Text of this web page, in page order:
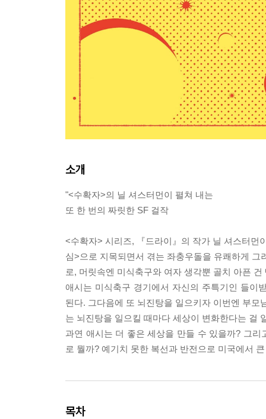
소개
"<수확자>의 닐 셔스터먼이 펼쳐 내는
또 한 번의 짜릿한 SF 걸작
<수확자> 시리즈, 『드라이』의 작가 닐 셔스터먼
심>으로 지목되면서 겪는 좌충우돌을 유쾌하게
로, 머릿속엔 미식축구와 여자 생각뿐 골치 아픈
애시는 미식축구 경기에서 자신의 주특기인 들이
된다. 그다음에 또 뇌진탕을 일으키자 이번엔 부
는 뇌진탕을 일으킬 때마다 세상이 변화한다는 걸
과연 애시는 더 좋은 세상을 만들 수 있을까? 그
로 뭘까? 예기치 못한 복선과 반전으로 미국에서
목차